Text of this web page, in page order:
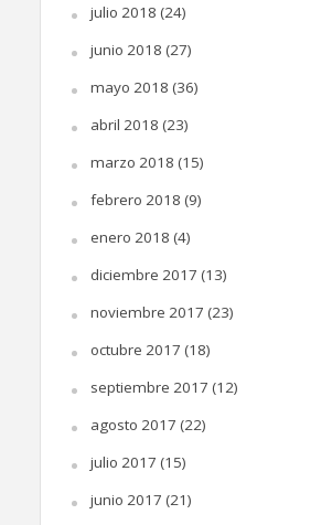
julio 2018 (24)
junio 2018 (27)
mayo 2018 (36)
abril 2018 (23)
marzo 2018 (15)
febrero 2018 (9)
enero 2018 (4)
diciembre 2017 (13)
noviembre 2017 (23)
octubre 2017 (18)
septiembre 2017 (12)
agosto 2017 (22)
julio 2017 (15)
junio 2017 (21)